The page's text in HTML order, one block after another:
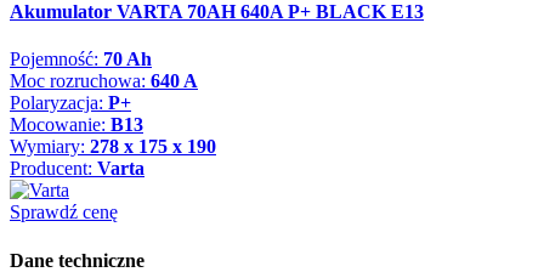
Akumulator VARTA 70AH 640A P+ BLACK E13
Pojemność: 70 Ah
Moc rozruchowa: 640 A
Polaryzacja: P+
Mocowanie: B13
Wymiary: 278 x 175 x 190
Producent: Varta
Sprawdź cenę
Dane techniczne